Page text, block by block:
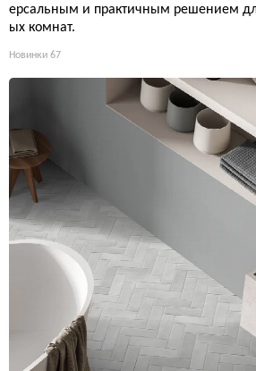
ерсальным и практичным решением
ых комнат.
Новинки 67